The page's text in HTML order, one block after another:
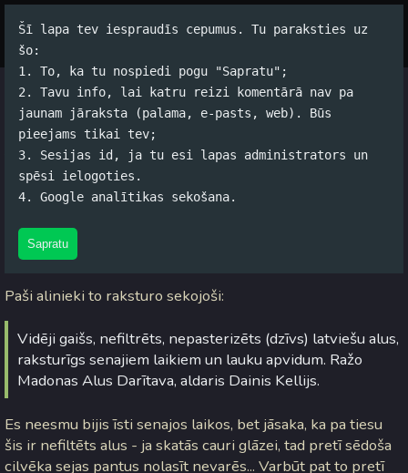
Šī lapa tev iespraudīs cepumus. Tu paraksties uz
šo:
1. To, ka tu nospiedi pogu "Sapratu";
2. Tavu info, lai katru reizi komentārā nav pa
jaunam jāraksta (palama, e-pasts, web). Būs
pieejams tikai tev;
3. Sesijas id, ja tu esi lapas administrators un
spēsi ielogoties.
4. Google analītikas sekošana.
Sapratu
Madonas "Baudalus"
Jānis Rubļevskis (koko) / 14.05.2015. 21:17 /#Alus /3
komentāri
Madonas Baudalu
Protams, ka nebūšu :D
Paši alinieki to raksturo sekojoši:
Vidēji gaišs, nefiltrēts, nepasterizēts (dzīvs) latviešu alus,
raksturīgs senajiem laikiem un lauku apvidum. Ražo
Madonas Alus Darītava, aldaris Dainis Kellijs.
Es neesmu bijis īsti senajos laikos, bet jāsaka, ka pa tiesu
šis ir nefiltēts alus - ja skatās cauri glāzei, tad pretī sēdoša
cilvēka sejas pantus nolasīt nevarēs... Varbūt pat to pretī